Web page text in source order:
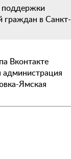
поддержки
граждан в Санкт-
Вконтакте
администрация
Ямская